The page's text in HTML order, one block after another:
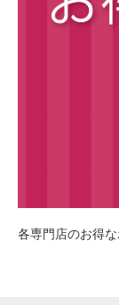
各専門店のお得